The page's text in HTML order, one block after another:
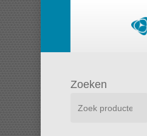
Skip
to
main
content
Zoeken